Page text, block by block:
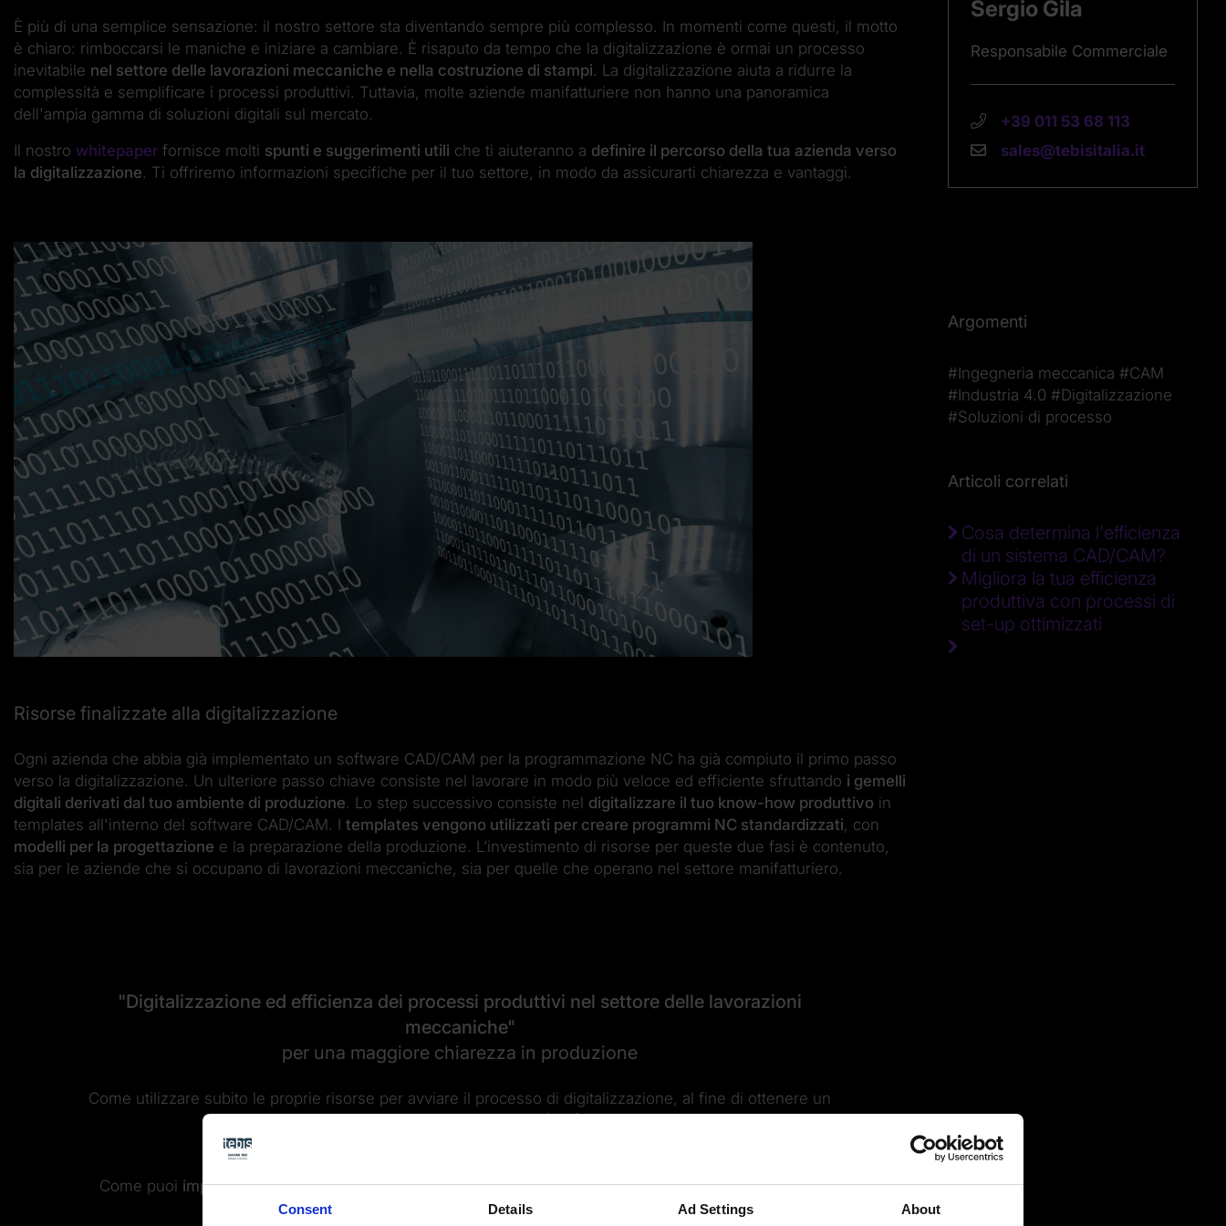
Consent Details Ad Settings About
È più di una semplice sensazione: il nostro settore sta diventando sempre più complesso. In momenti come questi, il motto
è chiaro: rimboccarsi le maniche e iniziare a cambiare. È risaputo da tempo che la digitalizzazione è ormai un processo
inevitabile nel settore delle lavorazioni meccaniche e nella costruzione di stampi. La digitalizzazione aiuta a ridurre la
complessità e semplificare i processi produttivi. Tuttavia, molte aziende manifatturiere non hanno una panoramica
dell'ampia gamma di soluzioni digitali sul mercato.
Il nostro whitepaper fornisce molti spunti e suggerimenti utili che ti aiuteranno a definire il percorso della tua azienda verso
la digitalizzazione. Ti offriremo informazioni specifiche per il tuo settore, in modo da assicurarti chiarezza e vantaggi.
Risorse finalizzate alla digitalizzazione
Ogni azienda che abbia già implementato un software CAD/CAM per la programmazione NC ha già compiuto il primo passo
verso la digitalizzazione. Un ulteriore passo chiave consiste nel lavorare in modo più veloce ed efficiente sfruttando i gemelli
digitali derivati dal tuo ambiente di produzione. Lo step successivo consiste nel digitalizzare il tuo know-how produttivo in
templates all'interno del software CAD/CAM. I templates vengono utilizzati per creare programmi NC standardizzati, con
modelli per la progettazione e la preparazione della produzione. L’investimento di risorse per queste due fasi è contenuto,
sia per le aziende che si occupano di lavorazioni meccaniche, sia per quelle che operano nel settore manifatturiero.
"Digitalizzazione ed efficienza dei processi produttivi nel settore delle lavorazioni
meccaniche"
per una maggiore chiarezza in produzione
Come utilizzare subito le proprie risorse per avviare il processo di digitalizzazione, al fine di ottenere un
Come puoi implementare i cambiamenti successivi, e quali sono gli ostacoli che potresti incontrare?
Sergio Gila
Responsabile Commerciale
+39 011 53 68 113
sales@tebisitalia.it
Argomenti
#Ingegneria meccanica #CAM
#Industria 4.0 #Digitalizzazione
#Soluzioni di processo
Articoli correlati
Cosa determina l'efficienza
di un sistema CAD/CAM?
Migliora la tua efficienza
produttiva con processi di
set-up ottimizzati